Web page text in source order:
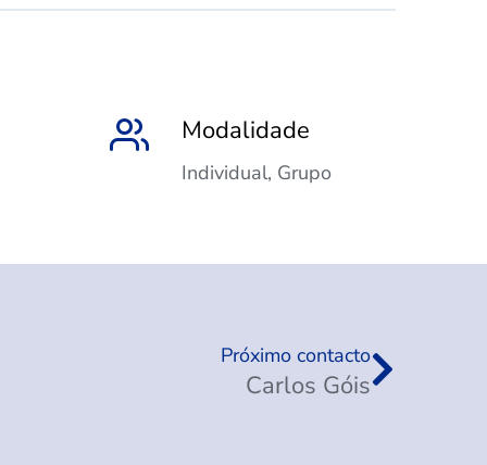
Modalidade
Individual, Grupo
Próximo contacto
Carlos Góis